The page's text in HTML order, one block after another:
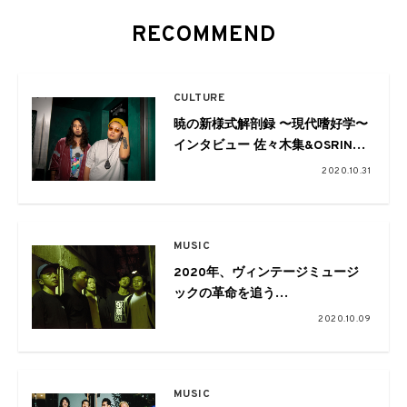
RECOMMEND
CULTURE
暁の新様式解剖録 〜現代嗜好学〜
インタビュー 佐々木集&OSRIN
2020.10.31
MUSIC
2020年、ヴィンテージミュージ
ックの革命を追う
2020.10.09
MUSIC